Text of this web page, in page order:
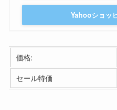
Yahooショッ
価格:
セール特価